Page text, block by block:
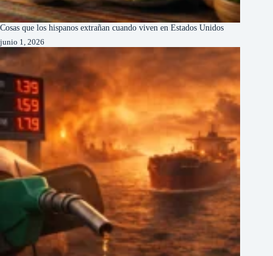
Cosas que los hispanos extrañan cuando viven en Estados Unidos
junio 1, 2026